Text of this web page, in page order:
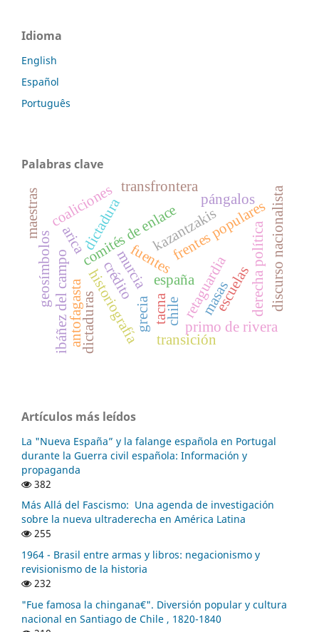
Idioma
English
Español
Português
Palabras clave
frentes populares
comités de enlace
murcia retaguardia
historiografía
fuentes
dictadura
españa
primo de rivera
chile
ibáñez del campodictaduras
pángalos
grecia
kazantzakis
coaliciones
masas derecha políticadiscurso nacionalista
transición
geosímbolos
transfrontera
crédito escuelas
antofagasta
maestras
arica
tacna
Artículos más leídos
La "Nueva España” y la falange española en Portugal
durante la Guerra civil española: Información y
propaganda
382
Más Allá del Fascismo: Una agenda de investigación
sobre la nueva ultraderecha en América Latina
255
1964 - Brasil entre armas y libros: negacionismo y
revisionismo de la historia
232
"Fue famosa la chingana€". Diversión popular y cultura
nacional en Santiago de Chile , 1820-1840